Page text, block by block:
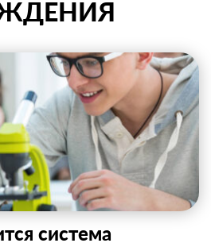
система